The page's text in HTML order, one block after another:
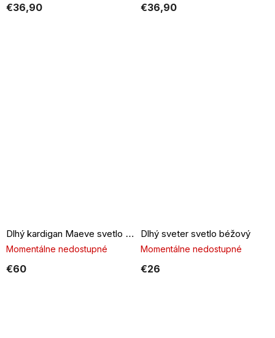
€36,90 €36,90
Dlhý kardigan Maeve svetlo béžový
Momentálne nedostupné
€60
Dlhý sveter svetlo béžový
Momentálne nedostupné
€26